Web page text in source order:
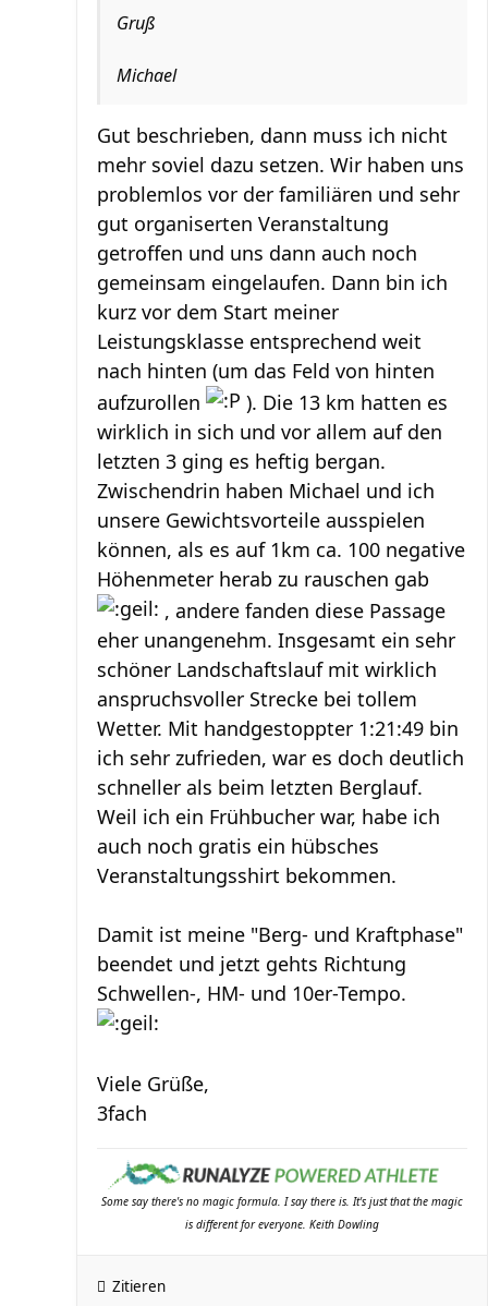
Gruß
Michael
Gut beschrieben, dann muss ich nicht
mehr soviel dazu setzen. Wir haben uns
problemlos vor der familiären und sehr
gut organiserten Veranstaltung
getroffen und uns dann auch noch
gemeinsam eingelaufen. Dann bin ich
kurz vor dem Start meiner
Leistungsklasse entsprechend weit
nach hinten (um das Feld von hinten
aufzurollen
). Die 13 km hatten es
wirklich in sich und vor allem auf den
letzten 3 ging es heftig bergan.
Zwischendrin haben Michael und ich
unsere Gewichtsvorteile ausspielen
können, als es auf 1km ca. 100 negative
Höhenmeter herab zu rauschen gab
, andere fanden diese Passage
eher unangenehm. Insgesamt ein sehr
schöner Landschaftslauf mit wirklich
anspruchsvoller Strecke bei tollem
Wetter. Mit handgestoppter 1:21:49 bin
ich sehr zufrieden, war es doch deutlich
schneller als beim letzten Berglauf.
Weil ich ein Frühbucher war, habe ich
auch noch gratis ein hübsches
Veranstaltungsshirt bekommen.
Damit ist meine "Berg- und Kraftphase"
beendet und jetzt gehts Richtung
Schwellen-, HM- und 10er-Tempo.
Viele Grüße,
3fach
Some say there's no magic formula. I say there is. It's just that the magic
is different for everyone. Keith Dowling
Zitieren